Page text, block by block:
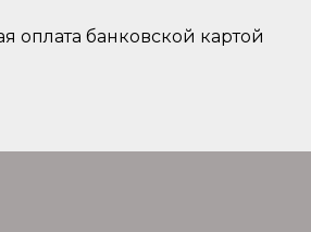
оплата банковской картой